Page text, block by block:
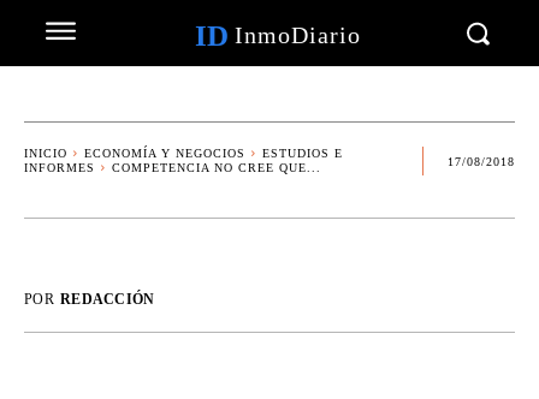
ID InmoDiario
INICIO ECONOMÍA Y NEGOCIOS
ESTUDIOS E
INFORMES
COMPETENCIA NO CREE QUE...
17/08/2018
POR REDACCIÓN